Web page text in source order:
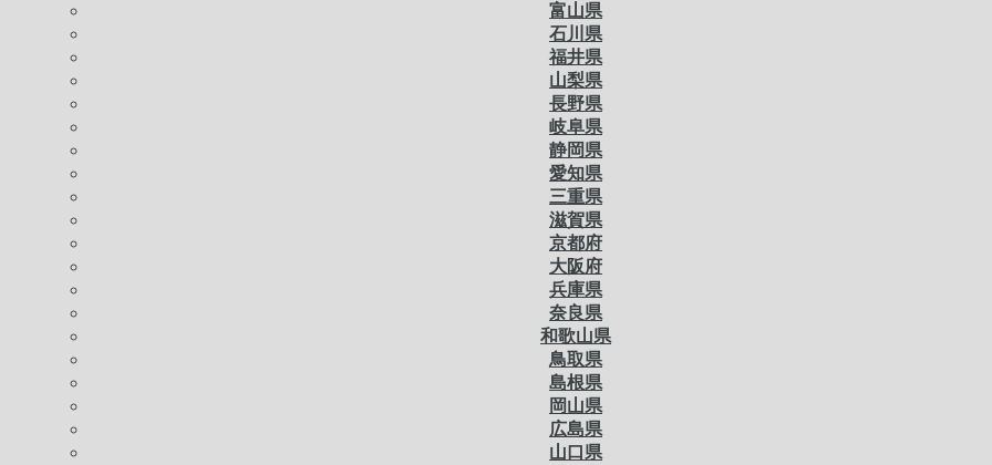
富山県
石川県
福井県
山梨県
長野県
岐阜県
静岡県
愛知県
三重県
滋賀県
京都府
大阪府
兵庫県
奈良県
和歌山県
鳥取県
島根県
岡山県
広島県
山口県